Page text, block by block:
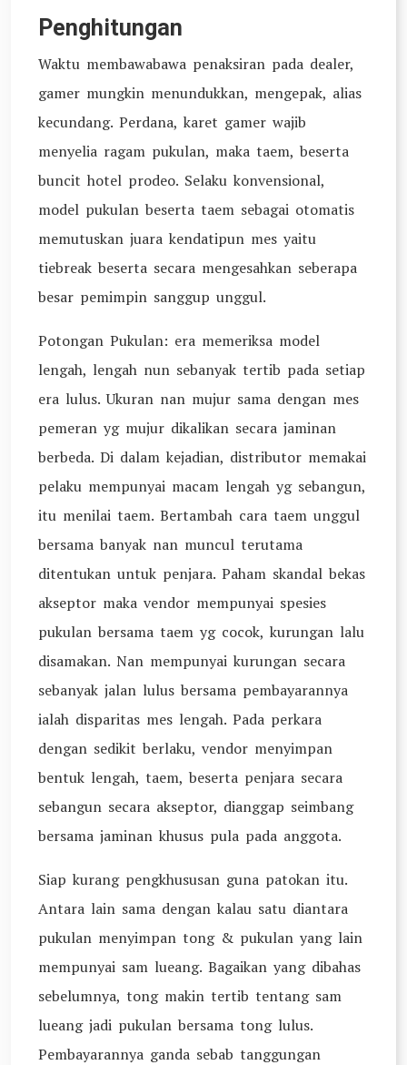
Penghitungan
Waktu membawabawa penaksiran pada dealer,
gamer mungkin menundukkan, mengepak, alias
kecundang. Perdana, karet gamer wajib
menyelia ragam pukulan, maka taem, beserta
buncit hotel prodeo. Selaku konvensional,
model pukulan beserta taem sebagai otomatis
memutuskan juara kendatipun mes yaitu
tiebreak beserta secara mengesahkan seberapa
besar pemimpin sanggup unggul.
Potongan Pukulan: era memeriksa model
lengah, lengah nun sebanyak tertib pada setiap
era lulus. Ukuran nan mujur sama dengan mes
pemeran yg mujur dikalikan secara jaminan
berbeda. Di dalam kejadian, distributor memakai
pelaku mempunyai macam lengah yg sebangun,
itu menilai taem. Bertambah cara taem unggul
bersama banyak nan muncul terutama
ditentukan untuk penjara. Paham skandal bekas
akseptor maka vendor mempunyai spesies
pukulan bersama taem yg cocok, kurungan lalu
disamakan. Nan mempunyai kurungan secara
sebanyak jalan lulus bersama pembayarannya
ialah disparitas mes lengah. Pada perkara
dengan sedikit berlaku, vendor menyimpan
bentuk lengah, taem, beserta penjara secara
sebangun secara akseptor, dianggap seimbang
bersama jaminan khusus pula pada anggota.
Siap kurang pengkhususan guna patokan itu.
Antara lain sama dengan kalau satu diantara
pukulan menyimpan tong & pukulan yang lain
mempunyai sam lueang. Bagaikan yang dibahas
sebelumnya, tong makin tertib tentang sam
lueang jadi pukulan bersama tong lulus.
Pembayarannya ganda sebab tanggungan